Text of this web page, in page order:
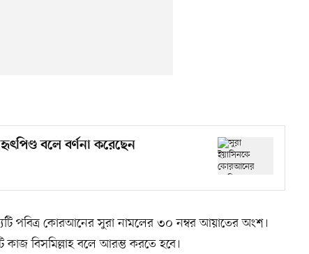
বলে বর্ণনা করেছেন
পবিত্র কোরআনের সুরা নামলের ৩০ নম্বর আয়াতের অংশ।
কাজ বিসমিল্লাহ বলে আরম্ভ করতে হবে।